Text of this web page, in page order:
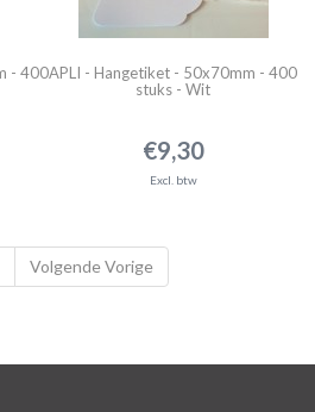
- 400APLI - Hangetiket - 50x70mm - 400
stuks - Wit
€9,30
Excl. btw
Volgende Vorige